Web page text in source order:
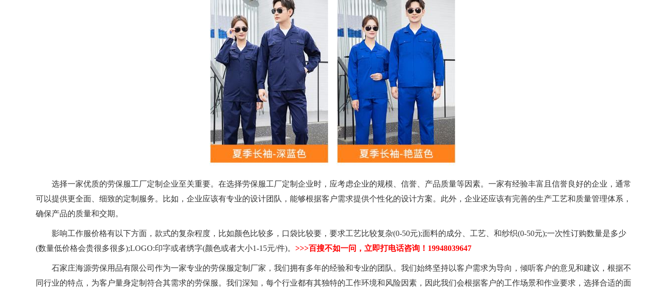
选择一家优质的劳保服工厂定制企业至关重要。在选择劳保服工厂定制企业时，应考虑企业的规模、信誉、产品质量等因素。一家有经验丰富且信誉良好的企业，通常
可以提供更全面、细致的定制服务。比如，企业应该有专业的设计团队，能够根据客户需求提供个性化的设计方案。此外，企业还应该有完善的生产工艺和质量管理体系，
确保产品的质量和交期。
影响工作服价格有以下方面，款式的复杂程度，比如颜色比较多，口袋比较要，要求工艺比较复杂(0-50元);面料的成分、工艺、和纱织(0-50元);一次性订购数量是多少
(数量低价格会贵很多很多);LOGO:印字或者绣字(颜色或者大小1-15元/件)。 >>>百搜不如一问，立即打电话咨询！ 19948039647
石家庄海源劳保用品有限公司作为一家专业的劳保服定制厂家，我们拥有多年的经验和专业的团队。我们始终坚持以客户需求为导向，倾听客户的意见和建议，根据不
同行业的特点，为客户量身定制符合其需求的劳保服。我们深知，每个行业都有其独特的工作环境和风险因素，因此我们会根据客户的工作场景和作业要求，选择合适的面